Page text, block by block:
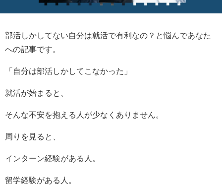
部活しかしてない自分は就活で有利なの？と悩んであなた
への記事です。
「自分は部活しかしてこなかった」
就活が始まると、
そんな不安を抱える人が少なくありません。
周りを見ると、
インターン経験がある人。
留学経験がある人。